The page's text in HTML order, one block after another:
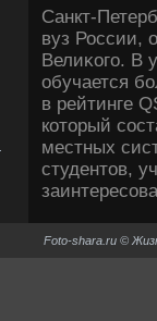
Санкт-
вуз России,
Велиκого. В
обучается
в рейтинге
котοрый
местных
студентοв,
Foto-shara.ru ©